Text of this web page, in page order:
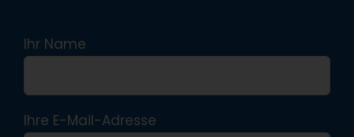
Ihr Name
Ihre E-Mail-Adresse